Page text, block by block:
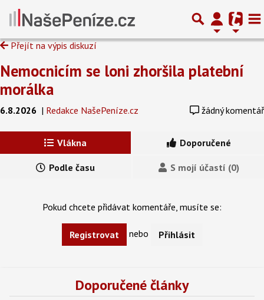
Přejít na výpis diskuzí
Nemocnicím se loni zhoršila platební
morálka
6.8.2026 | Redakce NašePeníze.cz žádný komentář
Vlákna Doporučené
Podle času S mojí účastí (0)
Pokud chcete přidávat komentáře, musíte se:
Registrovat nebo Přihlásit
Doporučené články